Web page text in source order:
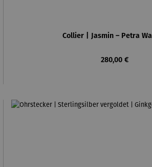
Collier | Jasmin – Petra
Regulärer Preis:
280,00 €